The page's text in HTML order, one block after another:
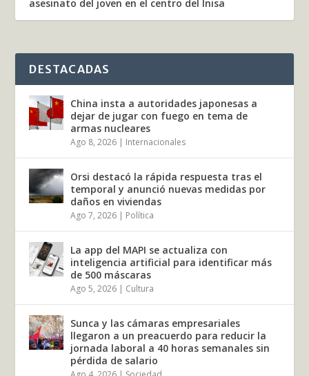
asesinato del joven en el centro del Inisa
DESTACADAS
China insta a autoridades japonesas a
dejar de jugar con fuego en tema de
armas nucleares
Ago 8, 2026 | Internacionales
Orsi destacó la rápida respuesta tras el
temporal y anunció nuevas medidas por
daños en viviendas
Ago 7, 2026 | Política
La app del MAPI se actualiza con
inteligencia artificial para identificar más
de 500 máscaras
Ago 5, 2026 | Cultura
Sunca y las cámaras empresariales
llegaron a un preacuerdo para reducir la
jornada laboral a 40 horas semanales sin
pérdida de salario